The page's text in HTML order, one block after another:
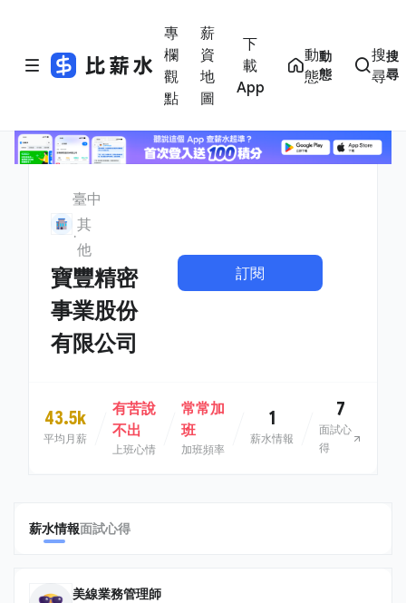
專
欄
觀
點
薪
資
地
圖
下
載
App
動
態
動
態
搜
尋
搜
尋
臺中
其
他
寶豐精密
事業股份
有限公司
訂閱
43.5k
平均月薪
有苦說
不出
上班心情
常常加
班
加班頻率
1
薪水情報
7
面試心
得
薪水情報面試心得
美線業務管理師